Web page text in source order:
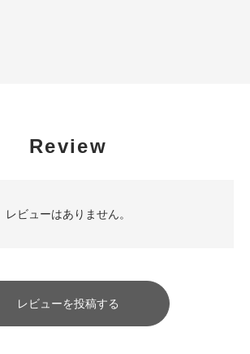
Review
レビューはありません。
レビューを投稿する